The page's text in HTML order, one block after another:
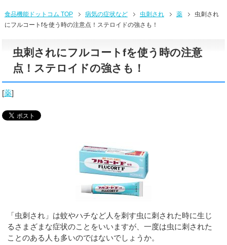
食品機能ドットコム TOP 病気の症状など 虫刺され 薬
虫刺され
にフルコートfを使う時の注意点！ステロイドの強さも！
虫刺されにフルコートfを使う時の注意
点！ステロイドの強さも！
[薬]
「虫刺され」は蚊やハチなど人を刺す虫に刺された時に生じ
るさまざまな症状のことをいいますが、一度は虫に刺された
ことのある人も多いのではないでしょうか。